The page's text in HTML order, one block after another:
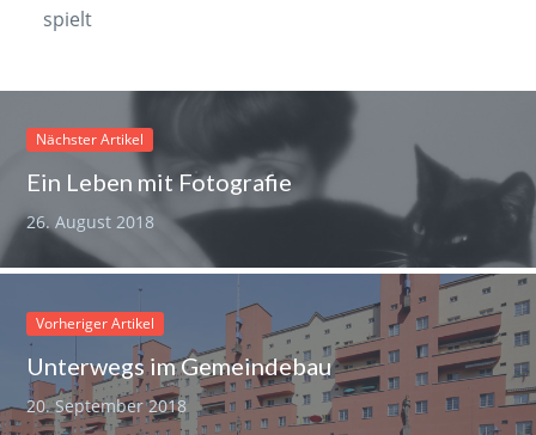
spielt
Nächster Artikel
Ein Leben mit Fotografie
26. August 2018
Vorheriger Artikel
Unterwegs im Gemeindebau
20. September 2018